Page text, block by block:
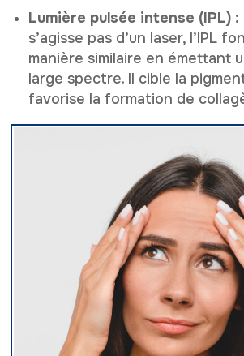
Lumière pulsée intense (IPL) :
s’agisse pas d’un laser, l’IPL
manière similaire en émettant
large spectre. Il cible la
favorise la formation de